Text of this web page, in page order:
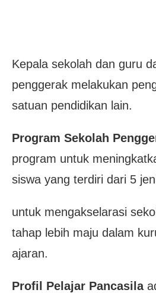
Kepala sekolah dan guru
penggerak melakukan
satuan pendidikan lain.
Program Sekolah
program untuk
siswa yang terdiri dari 5
untuk mengakselarasi
tahap lebih maju dalam
ajaran.
Profil Pelajar Pancasila